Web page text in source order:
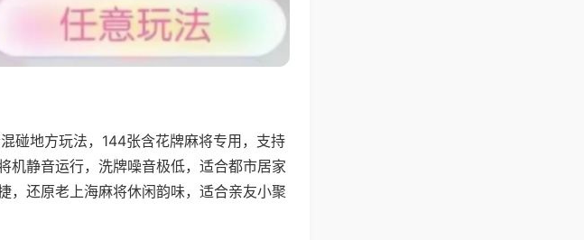
碰地方玩法，144张含花牌麻将专用，支持
机静音运行，洗牌噪音极低，适合都市居家
，还原老上海麻将休闲韵味，适合亲友小聚